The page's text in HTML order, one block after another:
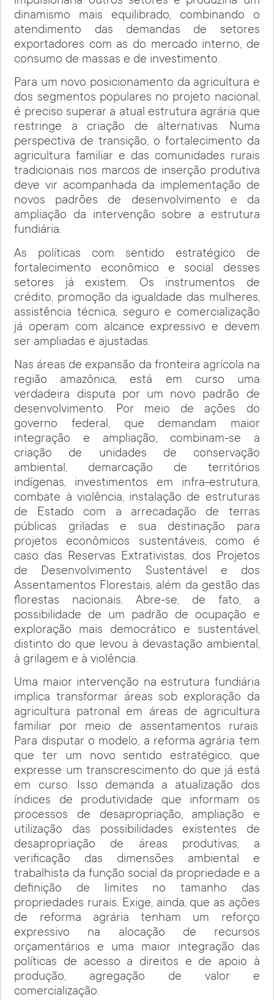
dinamismo mais equilibrado, combinando o
atendimento das demandas de setores
exportadores com as do mercado interno, de
consumo de massas e de investimento.
Para um novo posicionamento da agricultura e
dos segmentos populares no projeto nacional,
é preciso superar a atual estrutura agrária que
restringe a criação de alternativas. Numa
perspectiva de transição, o fortalecimento da
agricultura familiar e das comunidades rurais
tradicionais nos marcos de inserção produtiva
deve vir acompanhada da implementação de
novos padrões de desenvolvimento e da
ampliação da intervenção sobre a estrutura
fundiária.
As políticas com sentido estratégico de
fortalecimento econômico e social desses
setores já existem. Os instrumentos de
crédito, promoção da igualdade das mulheres,
assistência técnica, seguro e comercialização
já operam com alcance expressivo e devem
ser ampliadas e ajustadas.
Nas áreas de expansão da fronteira agrícola na
região amazônica, está em curso uma
verdadeira disputa por um novo padrão de
desenvolvimento. Por meio de ações do
governo federal, que demandam maior
integração e ampliação, combinam-se a
criação de unidades de conservação
ambiental, demarcação de territórios
indígenas, investimentos em infra-estrutura,
combate à violência, instalação de estruturas
de Estado com a arrecadação de terras
públicas griladas e sua destinação para
projetos econômicos sustentáveis, como é
caso das Reservas Extrativistas, dos Projetos
de Desenvolvimento Sustentável e dos
Assentamentos Florestais, além da gestão das
florestas nacionais. Abre-se, de fato, a
possibilidade de um padrão de ocupação e
exploração mais democrático e sustentável,
distinto do que levou à devastação ambiental,
à grilagem e à violência.
Uma maior intervenção na estrutura fundiária
implica transformar áreas sob exploração da
agricultura patronal em áreas de agricultura
familiar por meio de assentamentos rurais.
Para disputar o modelo, a reforma agrária tem
que ter um novo sentido estratégico, que
expresse um transcrescimento do que já está
em curso. Isso demanda a atualização dos
índices de produtividade que informam os
processos de desapropriação, ampliação e
utilização das possibilidades existentes de
desapropriação de áreas produtivas, a
verificação das dimensões ambiental e
trabalhista da função social da propriedade e a
definição de limites no tamanho das
propriedades rurais. Exige, ainda, que as ações
de reforma agrária tenham um reforço
expressivo na alocação de recursos
orçamentários e uma maior integração das
políticas de acesso a direitos e de apoio à
produção, agregação de valor e
comercialização.